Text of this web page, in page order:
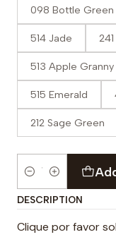
098 Bottle Green
514 Jade
513 Apple Granny
515 Emerald
212 Sage Green
Quantity
DESCRIPTION
Clique por favor